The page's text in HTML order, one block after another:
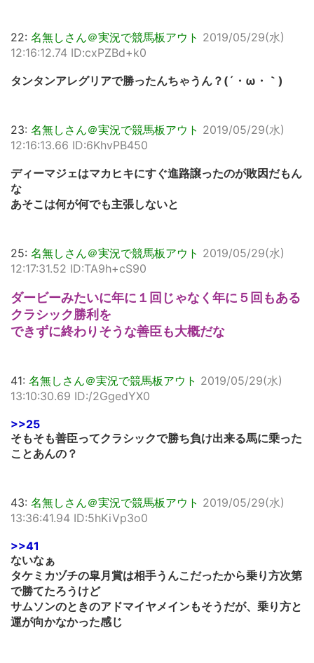
22: 名無しさん＠実況で競馬板アウト 2019/05/29(水)
12:16:12.74 ID:cxPZBd+k0
タンタンアレグリアで勝ったんちゃうん？(´・ω・｀)
23: 名無しさん＠実況で競馬板アウト 2019/05/29(水)
12:16:13.66 ID:6KhvPB450
ディーマジェはマカヒキにすぐ進路譲ったのが敗因だもん
な
あそこは何が何でも主張しないと
25: 名無しさん＠実況で競馬板アウト 2019/05/29(水)
12:17:31.52 ID:TA9h+cS90
ダービーみたいに年に１回じゃなく年に５回もある
クラシック勝利を
できずに終わりそうな善臣も大概だな
41: 名無しさん＠実況で競馬板アウト 2019/05/29(水)
13:10:30.69 ID:/2GgedYX0
>>25
そもそも善臣ってクラシックで勝ち負け出来る馬に乗った
ことあんの？
43: 名無しさん＠実況で競馬板アウト 2019/05/29(水)
13:36:41.94 ID:5hKiVp3o0
>>41
ないなぁ
タケミカヅチの皐月賞は相手うんこだったから乗り方次第
で勝てたろうけど
サムソンのときのアドマイヤメインもそうだが、乗り方と
運が向かなかった感じ